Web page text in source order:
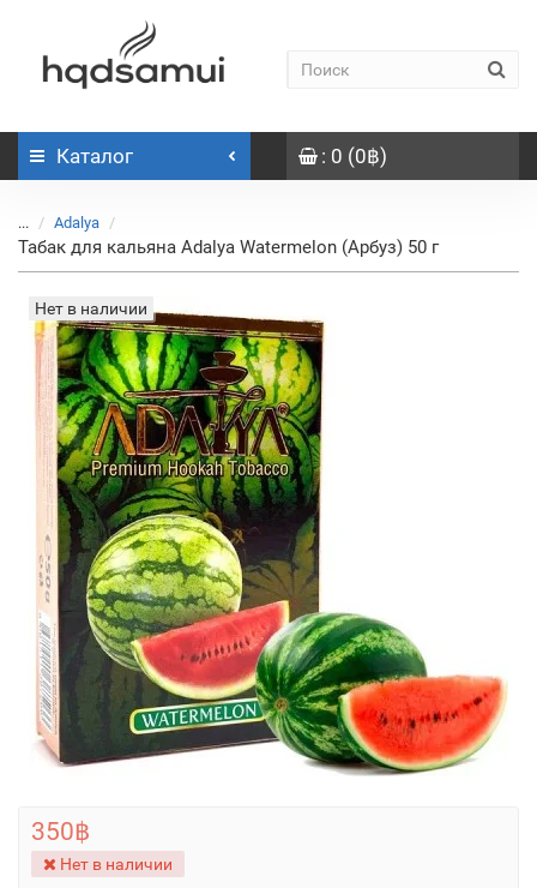
Каталог : 0 (0฿)
... Adalya
Табак для кальяна Adalya Watermelon (Арбуз) 50 г
Нет в наличии
350฿
Нет в наличии